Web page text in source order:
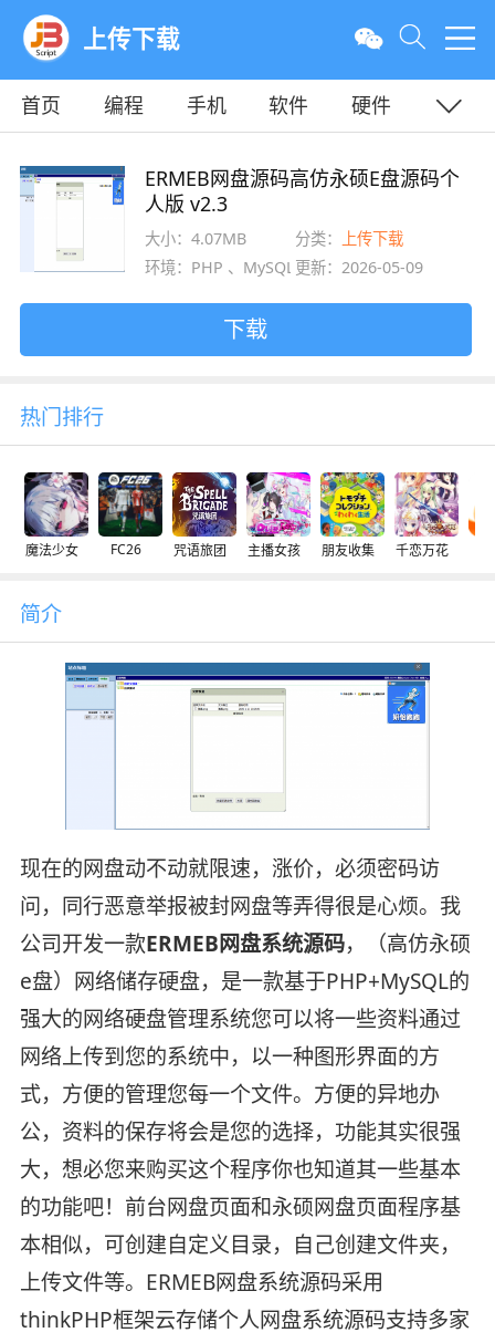
上传下载
首页 编程 手机 软件
硬件
ERMEB网盘源码高仿永硕E盘源码个
人版 v2.3
大小：4.07MB 分类：
上传下载
环境：PHP 、MySQL 更新：2026-05-09
下载
热门排行
魔法少女 FC26 咒语旅团 主播女孩 朋友收集 千恋万花
简介
现在的网盘动不动就限速，涨价，必须密码访
问，同行恶意举报被封网盘等弄得很是心烦。我
公司开发一款ERMEB网盘系统源码，（高仿永硕
e盘）网络储存硬盘，是一款基于PHP+MySQL的
强大的网络硬盘管理系统您可以将一些资料通过
网络上传到您的系统中，以一种图形界面的方
式，方便的管理您每一个文件。方便的异地办
公，资料的保存将会是您的选择，功能其实很强
大，想必您来购买这个程序你也知道其一些基本
的功能吧！前台网盘页面和永硕网盘页面程序基
本相似，可创建自定义目录，自己创建文件夹，
上传文件等。ERMEB网盘系统源码采用
thinkPHP框架云存储个人网盘系统源码支持多家